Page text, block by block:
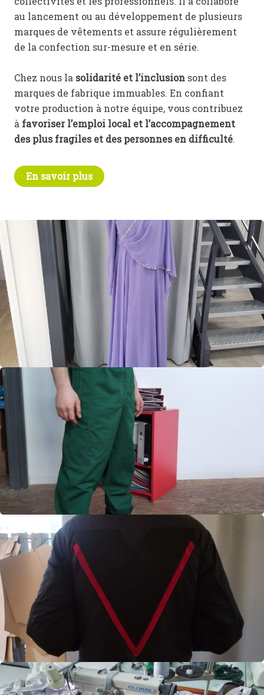
au lancement ou au développement de plusieurs
marques de vêtements et assure régulièrement
de la confection sur-mesure et en série.
Chez nous la solidarité et l’inclusion sont des
marques de fabrique immuables. En confiant
votre production à notre équipe, vous contribuez
à favoriser l’emploi local et l’accompagnement
des plus fragiles et des personnes en difficulté.
En savoir plus